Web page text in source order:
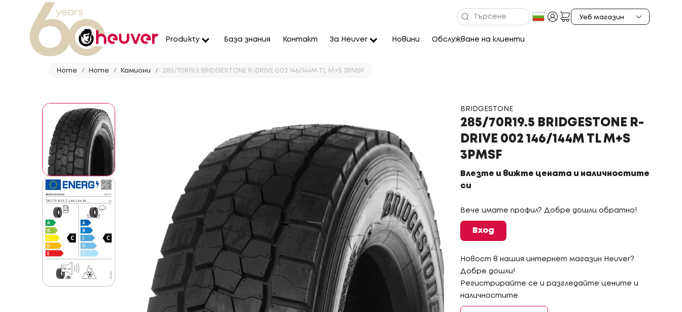
Produkty База знания Контакт За Heuver Новини Обслужване на клиенти
Home Home Камиони 285/70R19.5 BRIDGESTONE R-DRIVE 002 146/144M TL M+S 3PMSF
BRIDGESTONE
285/70R19.5 BRIDGESTONE R-
DRIVE 002 146/144M TL M+S
3PMSF
Влезте и вижте цената и наличностите
си
Вече имате профил? Добре дошли обратно!
Вход
Новост в нашия интернет магазин Heuver?
Добре дошли!
Регистрирайте се и разгледайте цените и
наличностите.